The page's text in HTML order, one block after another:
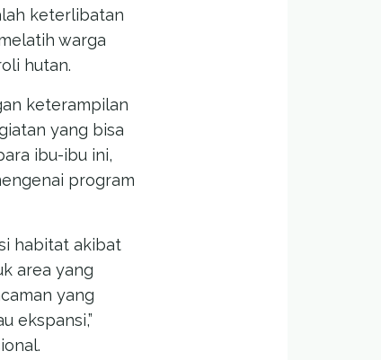
keterlibatan
warga
hutan.
keterampilan
yang bisa
ibu-ibu ini,
program
habitat akibat
area yang
yang
ekspansi,”